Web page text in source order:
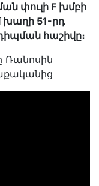
փուլի F խմբի
խաղի 51-րդ
հաշիվը։
Ռանոսին